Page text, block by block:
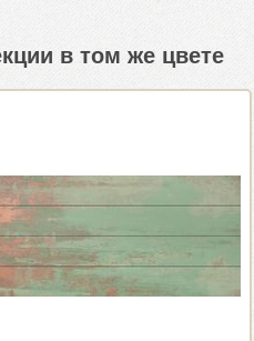
в том же цвете